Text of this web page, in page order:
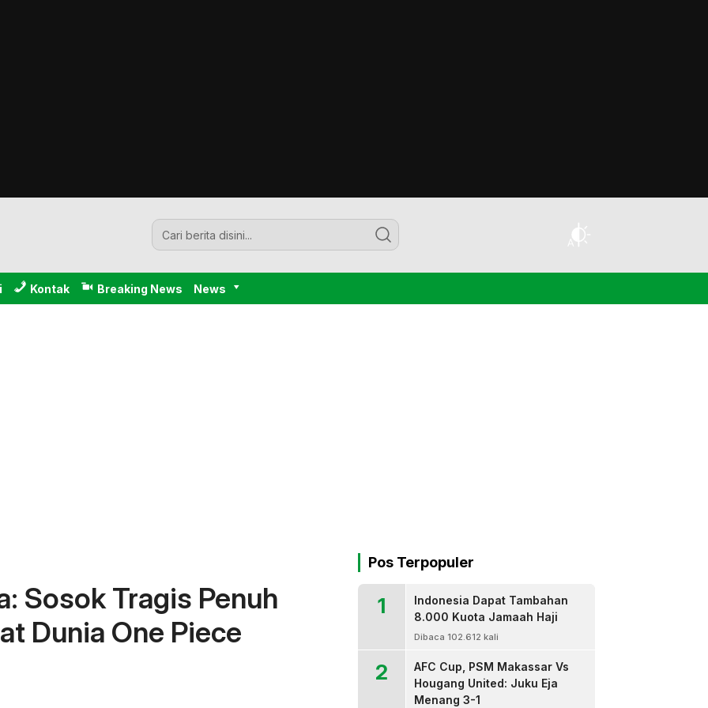
Kontak Breaking News News
Sosok Tragis Penuh
Dunia One Piece
Pos Terpopuler
1
Indonesia Dapat Tambahan
8.000 Kuota Jamaah Haji
Dibaca 102.612 kali
2
AFC Cup, PSM Makassar Vs
Hougang United: Juku Eja
Menang 3-1